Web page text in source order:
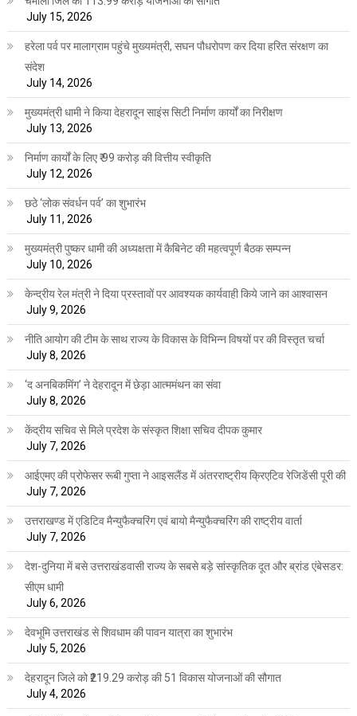
July 15, 2026
हरेला पर्व पर मालाग्राम पहुंचे मुख्यमंत्री, सघन पौधरोपण कर दिया हरित संरक्षण का
संदेश
July 14, 2026
मुख्यमंत्री धामी ने किया देहरादून साइंस सिटी निर्माण कार्यों का निरीक्षण
July 13, 2026
निर्माण कार्यों के लिए ₹ 99 करोड़ की वित्तीय स्वीकृति
July 12, 2026
छठे ‘लोक संवर्धन पर्व’ का शुभारंभ
July 11, 2026
मुख्यमंत्री पुष्कर धामी की अध्यक्षता में कैबिनेट की महत्वपूर्ण बैठक सम्पन्न
July 10, 2026
केन्द्रीय रेल मंत्री ने दिया प्रस्तावों पर आवश्यक कार्यवाही किये जाने का आश्वासन
July 9, 2026
नीति आयोग की टीम के साथ राज्य के विकास के विभिन्न विषयों पर की विस्तृत चर्चा
July 8, 2026
‘द अनबिकमिंग’ ने देहरादून में छेड़ा आत्ममंथन का संवा
July 8, 2026
केंद्रीय सचिव से मिले प्रदेश के संस्कृत शिक्षा सचिव दीपक कुमार
July 7, 2026
आईएमए की प्रोफेसर रूबी गुप्ता ने आइसलैंड में अंतरराष्ट्रीय क्रिएटिव रेजिडेंसी पूरी की
July 7, 2026
उत्तराखण्ड में एडिटिव मैन्युफैक्चरिंग एवं बायो मैन्युफैक्चरिंग की राष्ट्रीय वार्ता
July 7, 2026
देश-दुनिया में बसे उत्तराखंडवासी राज्य के सबसे बड़े सांस्कृतिक दूत और ब्रांड एंबेसडर:
सीएम धामी
July 6, 2026
देवभूमि उत्तराखंड से शिवधाम की पावन यात्रा का शुभारंभ
July 5, 2026
देहरादून जिले को ₹219.29 करोड़ की 51 विकास योजनाओं की सौगात
July 4, 2026